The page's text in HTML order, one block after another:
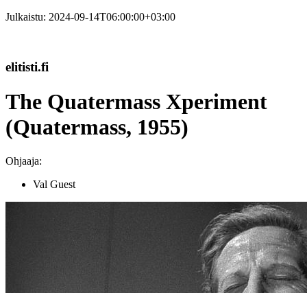
Julkaistu: 2024-09-14T06:00:00+03:00
elitisti.fi
The Quatermass Xperiment
(Quatermass, 1955)
Ohjaaja:
Val Guest